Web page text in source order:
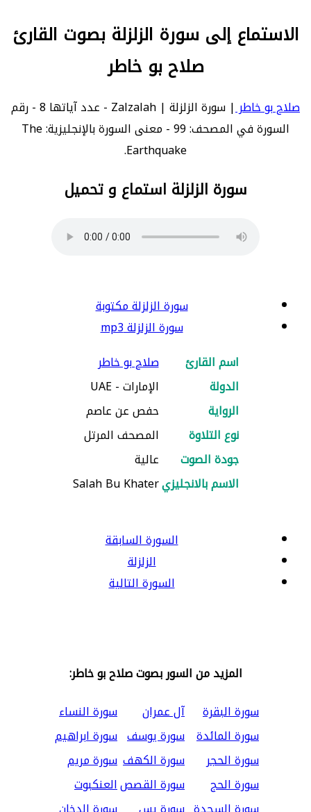
الاستماع إلى سورة الزلزلة بصوت القارئ
صلاح بو خاطر
صلاح بو خاطر
| سورة الزلزلة | Zalzalah - عدد آياتها 8 - رقم
السورة في المصحف: 99 - معنى السورة بالإنجليزية: The
Earthquake.
سورة الزلزلة استماع و تحميل
سورة الزلزلة مكتوبة
سورة الزلزلة mp3
اسم القارئ
صلاح بو خاطر
الدولة
الإمارات - UAE
الرواية
حفص عن عاصم
نوع التلاوة
المصحف المرتل
جودة الصوت
عالية
الاسم بالانجليزيSalah Bu Khater
السورة السابقة
الزلزلة
السورة التالية
المزيد من السور بصوت صلاح بو خاطر:
سورة البقرة
آل عمران
سورة النساء
سورة المائدة سورة يوسف سورة ابراهيم
سورة الحجر
سورة الكهف سورة مريم
سورة الحج
سورة القصصالعنكبوت